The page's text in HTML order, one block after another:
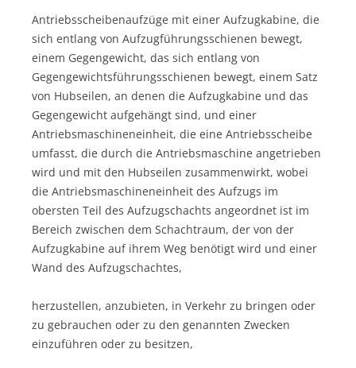
Antriebsscheibenaufzüge mit einer Aufzugkabine, die
sich entlang von Aufzugführungsschienen bewegt,
einem Gegengewicht, das sich entlang von
Gegengewichtsführungsschienen bewegt, einem Satz
von Hubseilen, an denen die Aufzugkabine und das
Gegengewicht aufgehängt sind, und einer
Antriebsmaschineneinheit, die eine Antriebsscheibe
umfasst, die durch die Antriebsmaschine angetrieben
wird und mit den Hubseilen zusammenwirkt, wobei
die Antriebsmaschineneinheit des Aufzugs im
obersten Teil des Aufzugschachts angeordnet ist im
Bereich zwischen dem Schachtraum, der von der
Aufzugkabine auf ihrem Weg benötigt wird und einer
Wand des Aufzugschachtes,
herzustellen, anzubieten, in Verkehr zu bringen oder
zu gebrauchen oder zu den genannten Zwecken
einzuführen oder zu besitzen,